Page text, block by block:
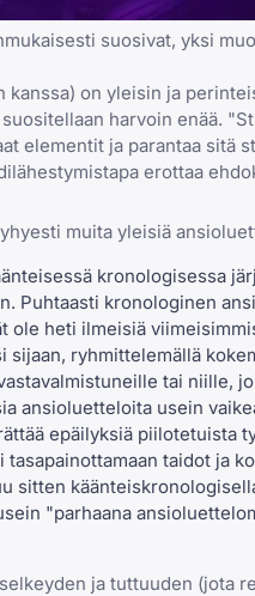
suosivat, yksi
on yleisin ja
harvoin enää.
elementit ja parantaa sitä
erottaa
muita yleisiä
kronologisessa
Puhtaasti kronologinen
ole heti ilmeisiä
ryhmittelemällä
tai niille,
ansioluetteloita usein
epäilyksiä piilotetuista
taidot ja
sitten
"parhaana
ja tuttuuden (jota